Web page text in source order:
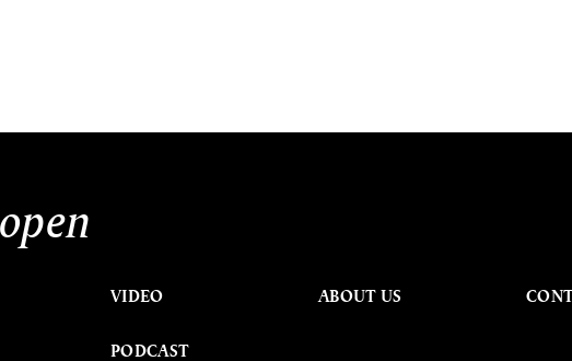
VIDEO
PODCAST
ABOUT US